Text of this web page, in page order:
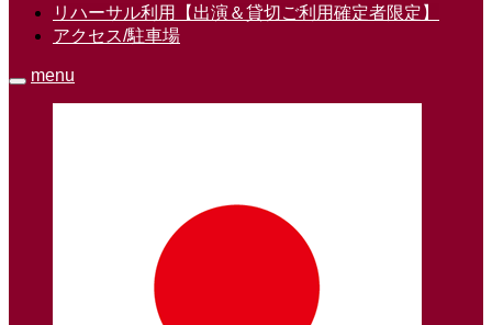
リハーサル利用【出演＆貸切ご利用確定者限定】
アクセス/駐車場
menu